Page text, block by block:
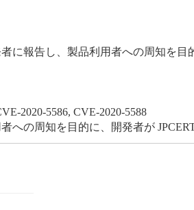
に報告し、製品利用者への周知を目
2020-5586, CVE-2020-5588
への周知を目的に、開発者が